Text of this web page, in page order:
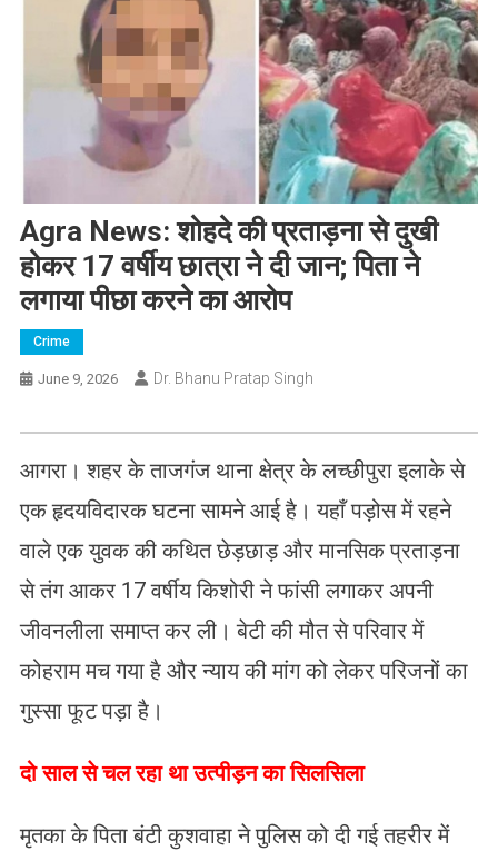
​Agra News: शोहदे की प्रताड़ना से दुखी
होकर 17 वर्षीय छात्रा ने दी जान; पिता ने
लगाया पीछा करने का आरोप
Crime
June 9, 2026 Dr. Bhanu Pratap Singh
​आगरा। शहर के ताजगंज थाना क्षेत्र के लच्छीपुरा इलाके से
एक हृदयविदारक घटना सामने आई है। यहाँ पड़ोस में रहने
वाले एक युवक की कथित छेड़छाड़ और मानसिक प्रताड़ना
से तंग आकर 17 वर्षीय किशोरी ने फांसी लगाकर अपनी
जीवनलीला समाप्त कर ली। बेटी की मौत से परिवार में
कोहराम मच गया है और न्याय की मांग को लेकर परिजनों का
गुस्सा फूट पड़ा है।
दो साल से चल रहा था उत्पीड़न का सिलसिला
मृतका के पिता बंटी कुशवाहा ने पुलिस को दी गई तहरीर में